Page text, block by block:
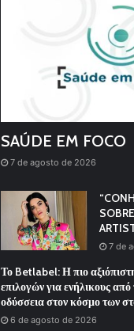
SAÚDE EM FOCO
7 de agosto de 2026
7 de
Το Betlabel: Η πιο
επιλογών για ενήλικους
οδύσσεια στον κόσμο των
6 de agosto de 2026